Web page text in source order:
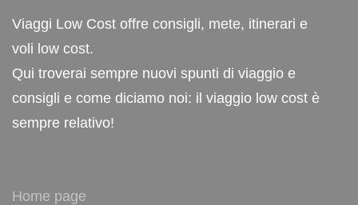
Viaggi Low Cost offre consigli, mete, itinerari e
voli low cost.
Qui troverai sempre nuovi spunti di viaggio e
consigli e come diciamo noi: il viaggio low cost è
sempre relativo!
Home page